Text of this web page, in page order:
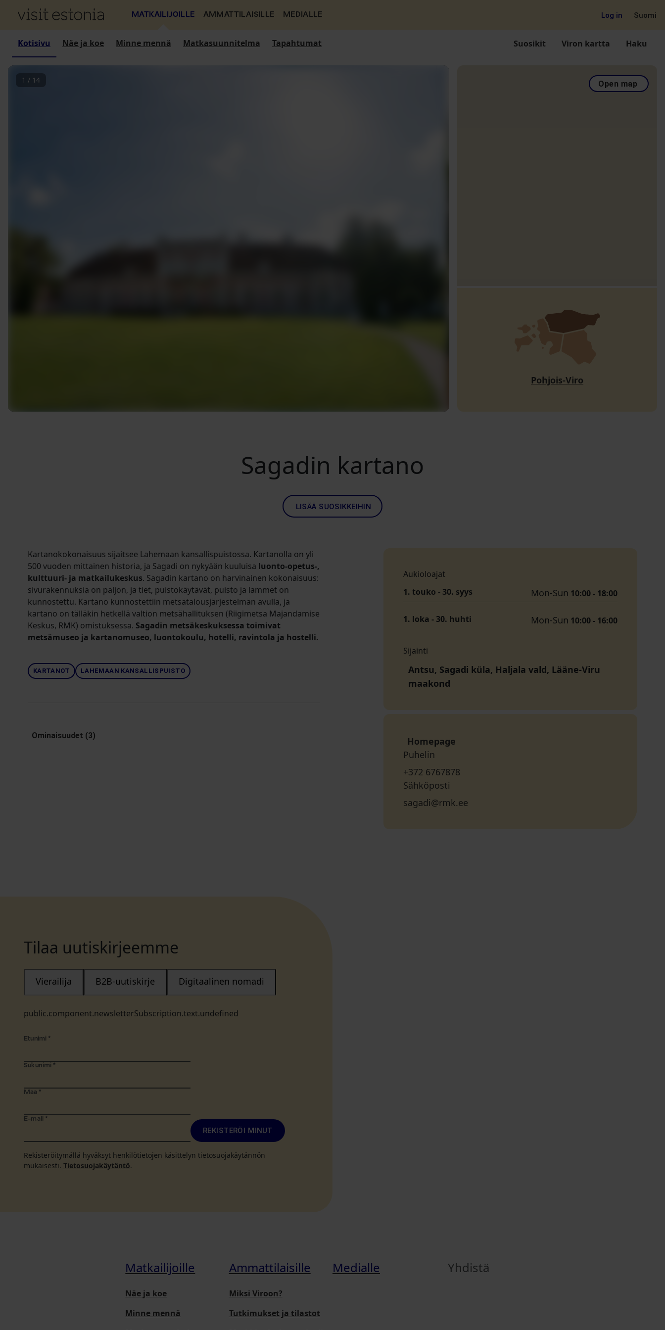
MATKAILIJOILLE AMMATTILAISILLE MEDIALLE Log in Suomi
Kotisivu Näe ja koe Minne mennä Matkasuunnitelma Tapahtumat Suosikit Viron kartta Haku
1 / 14 Open map
Pohjois-Viro
Sagadin kartano
LISÄÄ SUOSIKKEIHIN
Kartanokokonaisuus sijaitsee Lahemaan kansallispuistossa. Kartanolla on yli
500 vuoden mittainen historia, ja Sagadi on nykyään kuuluisa luonto-opetus-,
kulttuuri- ja matkailukeskus. Sagadin kartano on harvinainen kokonaisuus:
sivurakennuksia on paljon, ja tiet, puistokäytävät, puisto ja lammet on
kunnostettu. Kartano kunnostettiin metsätalousjärjestelmän avulla, ja
kartano on tälläkin hetkellä valtion metsähallituksen (Riigimetsa Majandamise
Keskus, RMK) omistuksessa. Sagadin metsäkeskuksessa toimivat
metsämuseo ja kartanomuseo, luontokoulu, hotelli, ravintola ja hostelli.
KARTANOT LAHEMAAN KANSALLISPUISTO
Ominaisuudet (3)
Aukioloajat
1. touko - 30. syys
Mon-Sun 10:00 - 18:00
1. loka - 30. huhti Mon-Sun 10:00 - 16:00
Sijainti
Antsu, Sagadi küla, Haljala vald, Lääne-Viru
maakond
Homepage
Puhelin
+372 6767878
Sähköposti
sagadi@rmk.ee
Tilaa uutiskirjeemme
public.component.newsletterSubscription.text.undefined
Vierailija B2B-uutiskirje Digitaalinen nomadi
Etunimi *
Sukunimi *
Maa *
E-mail *
REKISTERÖI MINUT
Rekisteröitymällä hyväksyt henkilötietojen käsittelyn tietosuojakäytännön
mukaisesti. Tietosuojakäytäntö.
Matkailijoille
Näe ja koe
Minne mennä
Ammattilaisille
Miksi Viroon?
Tutkimukset ja tilastot
Medialle Yhdistä